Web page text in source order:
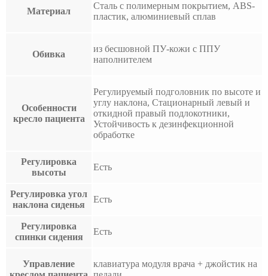
Материал
Сталь с полимерным покрытием, ABS-
пластик, алюминиевый сплав
Обивка
из бесшовной ПУ-кожи с ППУ
наполнителем
Особенности
кресло пациента
Регулируемый подголовник по высоте и
углу наклона, Стационарный левый и
откидной правый подлокотники,
Устойчивость к дезинфекционной
обработке
Регулировка
высоты
Есть
Регулировка угол
наклона сиденья
Есть
Регулировка
спинки сидения
Есть
Управление
клавиатура модуля врача + джойстик на